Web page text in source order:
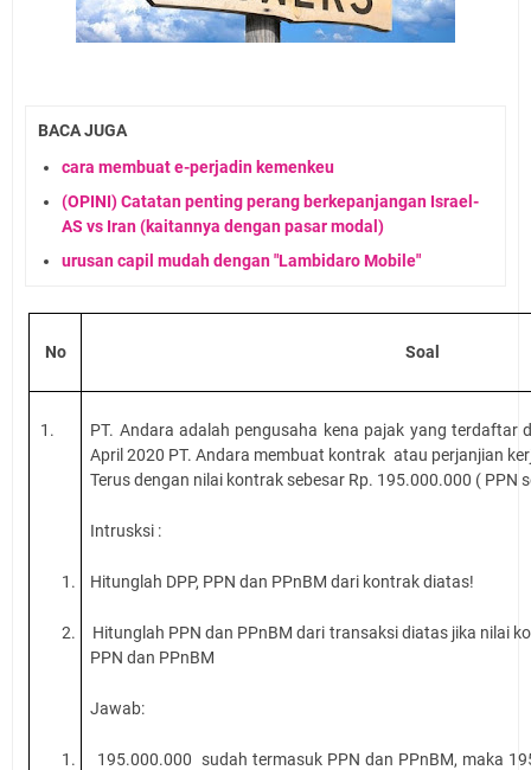
BACA JUGA
cara membuat e-perjadin kemenkeu
(OPINI) Catatan penting perang berkepanjangan Israel-
AS vs Iran (kaitannya dengan pasar modal)
urusan capil mudah dengan "Lambidaro Mobile"
No Soal
1.
PT. Andara adalah pengusaha kena pajak yang terdaftar
April2020 PT. Andara membuat kontrak atau perjanjian
Terus dengan nilai kontrak sebesar Rp. 195.000.000 ( PPN
Intrusksi :
1. Hitunglah DPP, PPN dan PPnBM dari kontrak diatas!
2.
Hitunglah PPN dan PPnBM dari transaksi diatas jika nilai
PPN dan PPnBM
Jawab:
1.
195.000.000 sudah termasuk PPN dan PPnBM, maka